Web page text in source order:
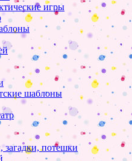
игры
шаблоны
загадки, потешки